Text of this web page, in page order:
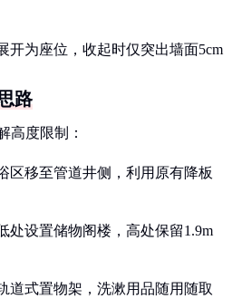
开为座位，收起时仅突出墙面5cm
路
高度限制：
区移至管道井侧，利用原有降板
处设置储物阁楼，高处保留1.9m
道式置物架，洗漱用品随用随取